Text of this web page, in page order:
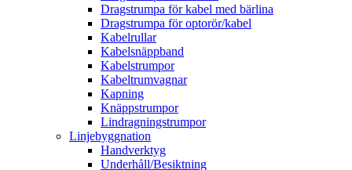
Dragstrumpa för kabel med bärlina
Dragstrumpa för optorör/kabel
Kabelrullar
Kabelsnäppband
Kabelstrumpor
Kabeltrumvagnar
Kapning
Knäppstrumpor
Lindragningstrumpor
Linjebyggnation
Handverktyg
Underhåll/Besiktning